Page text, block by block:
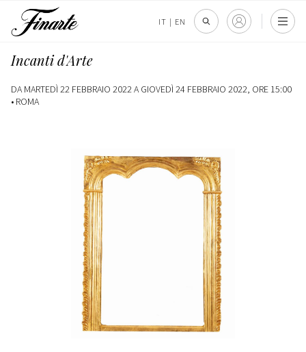
IT | EN
Incanti d'Arte
DA MARTEDÌ 22 FEBBRAIO 2022 A GIOVEDÌ 24 FEBBRAIO 2022, ORE 15:00
• ROMA